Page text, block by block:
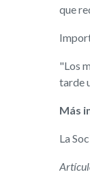
que
"Los
tarde
Más
La